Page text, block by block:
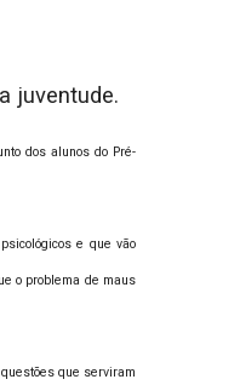
juventude.
dos alunos do Pré-
e que vão
o problema de maus
que serviram